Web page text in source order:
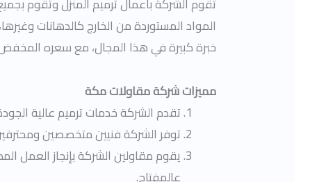
المواد المستوردة من الخارج كالدهانات
خبرة كبيرة في هذا المجال، مع سعره
مميزات شركة مقاولات مكة
تقدم الشركة خدمات ترميم عالية
توفر الشركة فنيين متخصصين
يقوم مقاولين الشركة بإنجاز
عالمفتاح.